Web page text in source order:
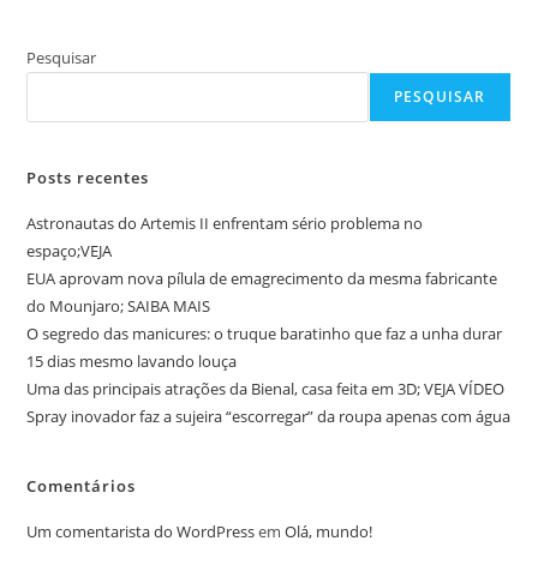
Pesquisar
PESQUISAR
Posts recentes
Astronautas do Artemis II enfrentam sério problema no
espaço;VEJA
EUA aprovam nova pílula de emagrecimento da mesma fabricante
do Mounjaro; SAIBA MAIS
O segredo das manicures: o truque baratinho que faz a unha durar
15 dias mesmo lavando louça
Uma das principais atrações da Bienal, casa feita em 3D; VEJA VÍDEO
Spray inovador faz a sujeira “escorregar” da roupa apenas com água
Comentários
Um comentarista do WordPressemOlá, mundo!